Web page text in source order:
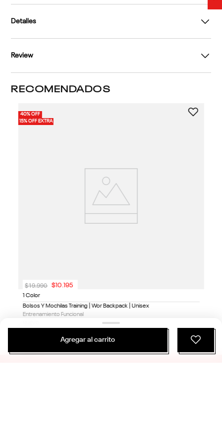
Detalles
Review
RECOMENDADOS
40% OFF
15% OFF EXTRA
1 Color
Bolsos Y Mochilas Training | Wor Backpack | Unisex
Entrenamiento Funcional
$19.990 $10.195
Agregar al carrito